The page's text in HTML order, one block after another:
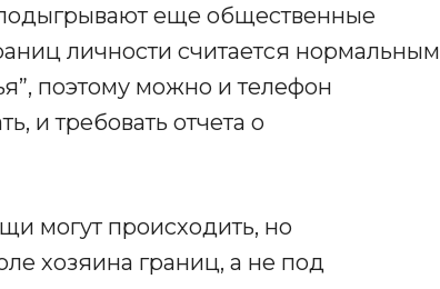
еще общественные
личности считается нормальным
поэтому можно и телефон
и требовать отчета о
могут происходить, но
хозяина границ, а не под